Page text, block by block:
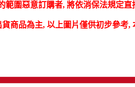
範圍惡意訂購者, 將依消保法規定直
商品為主, 以上圖片僅供初步參考,